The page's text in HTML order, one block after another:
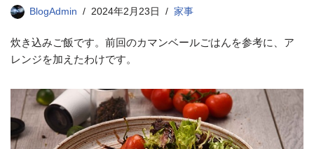
BlogAdmin 2024年2月23日 家事
炊き込みご飯です。前回のカマンベールごはんを参考に、ア
レンジを加えたわけです。